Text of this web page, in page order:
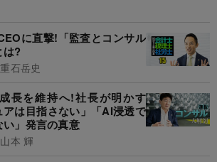
に直撃!「監査とコンサル
は?
石岳史
長を維持へ!社長が明かす
アは目指さない」「AI浸透で
い」発言の真意
本 輝